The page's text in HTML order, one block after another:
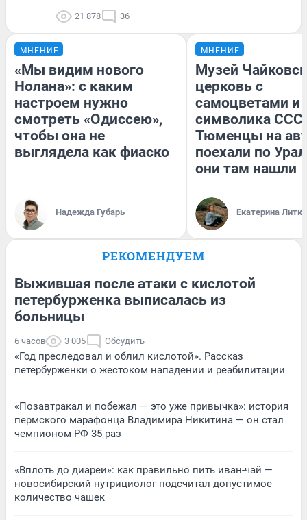
21 878 36
МНЕНИЕ
«Мы видим нового
Нолана»: с каким
настроем нужно
смотреть «Одиссею»,
чтобы она не
выглядела как фиаско
Надежда Губарь
МНЕНИЕ
Музей
церковь с
самоцветами и
символика
Тюменцы на
поехали по
они там нашли
Екатерина
РЕКОМЕНДУЕМ
Выжившая после атаки с кислотой
петербурженка выписалась из
больницы
6 часов 3 005 Обсудить
«Год преследовал и облил кислотой». Рассказ
петербурженки о жестоком нападении и реабилитации
«Позавтракал и побежал — это уже привычка»: история
пермского марафонца Владимира Никитина — он стал
чемпионом РФ 35 раз
«Вплоть до диареи»: как правильно пить иван-чай —
новосибирский нутрициолог подсчитал допустимое
количество чашек